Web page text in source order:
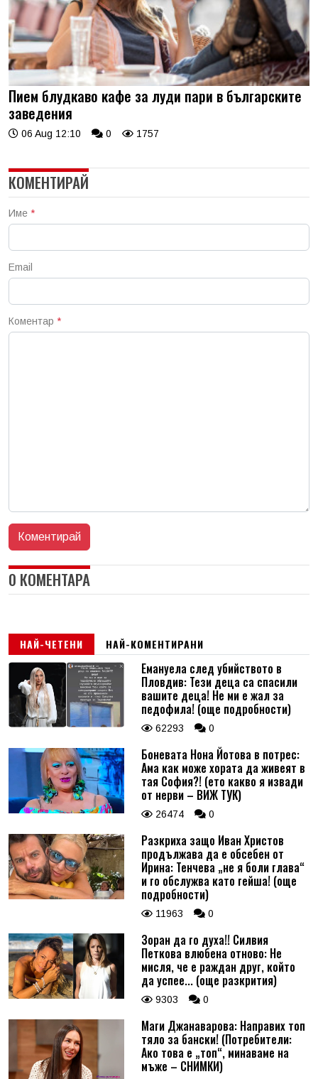
Пием блудкаво кафе за луди пари в българските
заведения
06 Aug 12:10 0 1757
КОМЕНТИРАЙ
Име *
Email
Коментар *
0 КОМЕНТАРА
НАЙ-ЧЕТЕНИ НАЙ-КОМЕНТИРАНИ
Емануела след убийството в
Пловдив: Тези деца са спасили
вашите деца! Не ми е жал за
педофила! (още подробности)
62293 0
Боневата Нона Йотова в потрес:
Ама как може хората да живеят в
тая София?! (ето какво я извади
от нерви – ВИЖ ТУК)
26474 0
Разкриха защо Иван Христов
продължава да е обсебен от
Ирина: Тенчева „не я боли глава“
и го обслужва като гейша! (още
подробности)
11963 0
Зоран да го духа!! Силвия
Петкова влюбена отново: Не
мисля, че е раждан друг, който
да успее... (още разкрития)
9303 0
Маги Джанаварова: Направих топ
тяло за бански! (Потребители:
Ако това е „топ“, минаваме на
мъже – СНИМКИ)